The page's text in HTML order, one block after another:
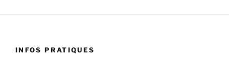
INFOS PRATIQUES